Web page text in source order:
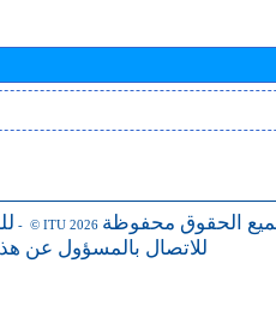
- © ITU 2026 الحقوق محفوظة
للاتصال بالمسؤول عن